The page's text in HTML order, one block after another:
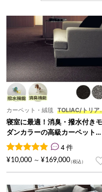
カーペット・絨毯
TOLIAC/トリア
ク
寝室に最適！消臭・撥水付きモ
ダンカラーの高級カーペット
『TOLIAC/トリアック』
4
件の利用者評価に基づく5
4 件
¥10,000 ～ ¥169,000